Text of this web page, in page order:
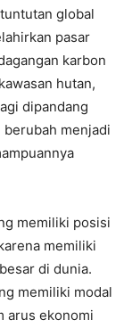
global
pasar
karbon
hutan,
dipandang
menjadi
memiliki posisi
memiliki
di dunia.
memiliki modal
arus ekonomi